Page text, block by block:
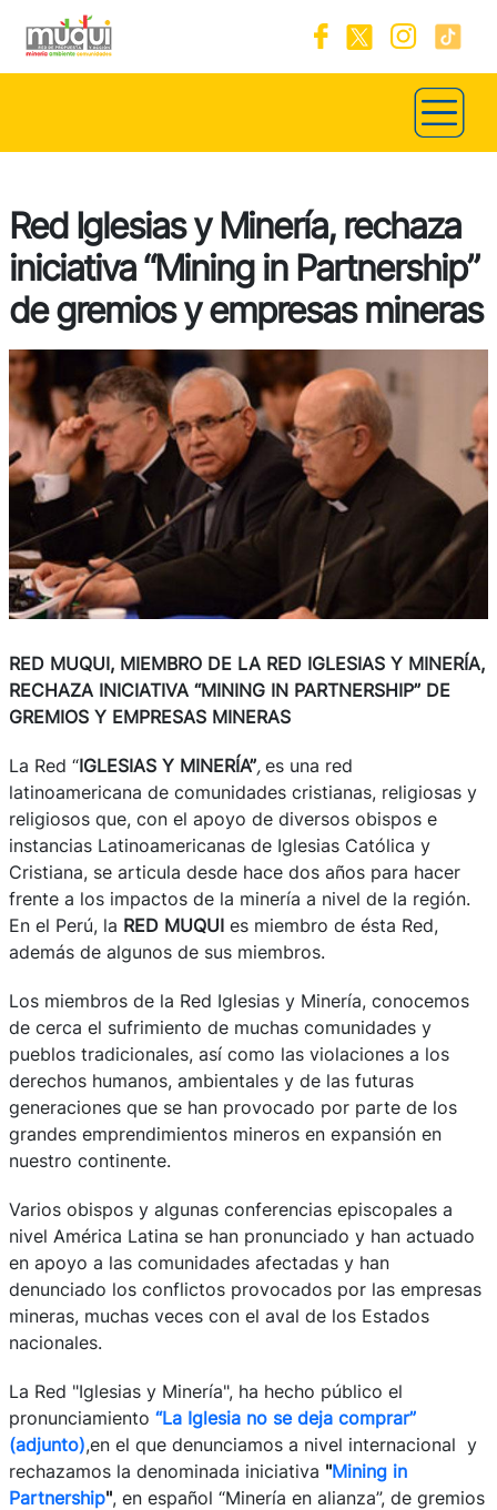
Red Iglesias y Minería, rechaza
iniciativa “Mining in Partnership”
de gremios y empresas mineras
RED MUQUI, MIEMBRO DE LA RED IGLESIAS Y MINERÍA,
RECHAZA INICIATIVA “MINING IN PARTNERSHIP” DE
GREMIOS Y EMPRESAS MINERAS
La Red “IGLESIAS Y MINERÍA”, es una red
latinoamericana de comunidades cristianas, religiosas y
religiosos que, con el apoyo de diversos obispos e
instancias Latinoamericanas de Iglesias Católica y
Cristiana, se articula desde hace dos años para hacer
frente a los impactos de la minería a nivel de la región.
En el Perú, la RED MUQUI es miembro de ésta Red,
además de algunos de sus miembros.
Los miembros de la Red Iglesias y Minería, conocemos
de cerca el sufrimiento de muchas comunidades y
pueblos tradicionales, así como las violaciones a los
derechos humanos, ambientales y de las futuras
generaciones que se han provocado por parte de los
grandes emprendimientos mineros en expansión en
nuestro continente.
Varios obispos y algunas conferencias episcopales a
nivel América Latina se han pronunciado y han actuado
en apoyo a las comunidades afectadas y han
denunciado los conflictos provocados por las empresas
mineras, muchas veces con el aval de los Estados
nacionales.
La Red "Iglesias y Minería", ha hecho público el
pronunciamiento “La Iglesia no se deja comprar”
(adjunto),en el que denunciamos a nivel internacional y
rechazamos la denominada iniciativa "Mining in
Partnership", en español “Minería en alianza”, de gremios